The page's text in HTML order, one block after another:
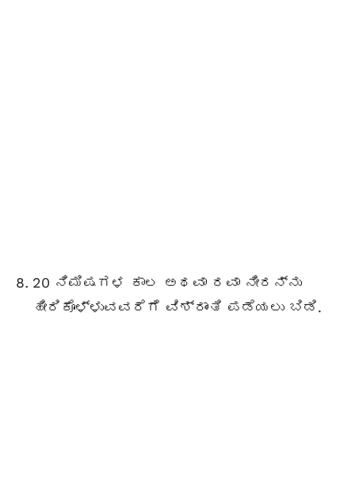
20 ನಿಮಿಷಗಳ ಕಾಲ ಅಥವಾ ರವಾ ನೀರನ್ನು
ಹೀರಿಕೊಳ್ಳುವವರೆಗೆ ವಿಶ್ರಾಂತಿ ಪಡೆಯಲು ಬಿಡಿ.